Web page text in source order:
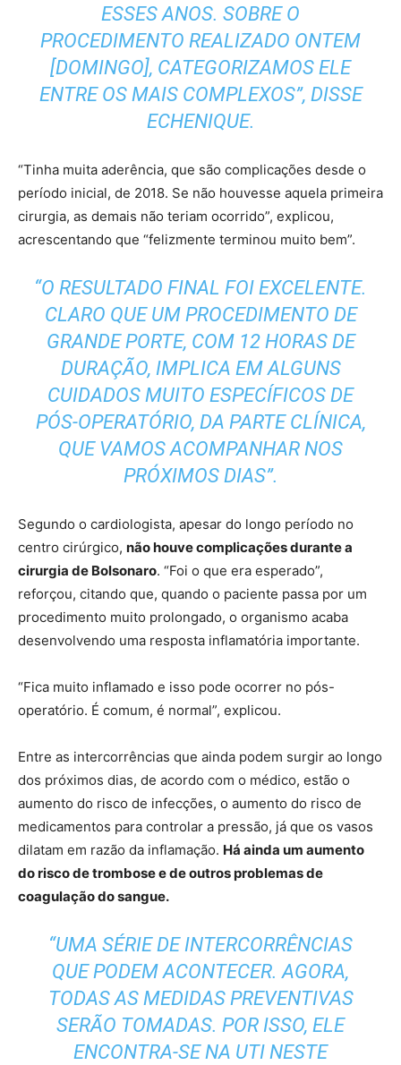
ESSES ANOS. SOBRE O
PROCEDIMENTO REALIZADO ONTEM
[DOMINGO], CATEGORIZAMOS ELE
ENTRE OS MAIS COMPLEXOS”, DISSE
ECHENIQUE.
“Tinha muita aderência, que são complicações desde o
período inicial, de 2018. Se não houvesse aquela primeira
cirurgia, as demais não teriam ocorrido”, explicou,
acrescentando que “felizmente terminou muito bem”.
“O RESULTADO FINAL FOI EXCELENTE.
CLARO QUE UM PROCEDIMENTO DE
GRANDE PORTE, COM 12 HORAS DE
DURAÇÃO, IMPLICA EM ALGUNS
CUIDADOS MUITO ESPECÍFICOS DE
PÓS-OPERATÓRIO, DA PARTE CLÍNICA,
QUE VAMOS ACOMPANHAR NOS
PRÓXIMOS DIAS”.
Segundo o cardiologista, apesar do longo período no
centro cirúrgico, não houve complicações durante a
cirurgia de Bolsonaro. “Foi o que era esperado”,
reforçou, citando que, quando o paciente passa por um
procedimento muito prolongado, o organismo acaba
desenvolvendo uma resposta inflamatória importante.
“Fica muito inflamado e isso pode ocorrer no pós-
operatório. É comum, é normal”, explicou.
Entre as intercorrências que ainda podem surgir ao longo
dos próximos dias, de acordo com o médico, estão o
aumento do risco de infecções, o aumento do risco de
medicamentos para controlar a pressão, já que os vasos
dilatam em razão da inflamação. Há ainda um aumento
do risco de trombose e de outros problemas de
coagulação do sangue.
“UMA SÉRIE DE INTERCORRÊNCIAS
QUE PODEM ACONTECER. AGORA,
TODAS AS MEDIDAS PREVENTIVAS
SERÃO TOMADAS. POR ISSO, ELE
ENCONTRA-SE NA UTI NESTE